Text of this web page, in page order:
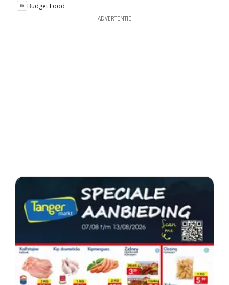
Budget Food
ADVERTENTIE